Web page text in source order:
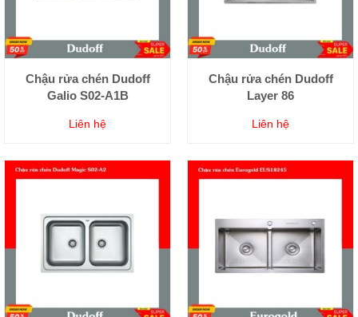
Chậu rửa chén Dudoff
Galio S02-A1B
Liên hệ
Chậu rửa chén Dudoff
Layer 86
Liên hệ